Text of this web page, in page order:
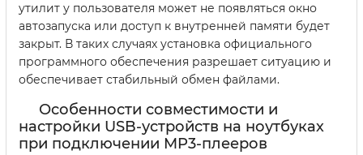
утилит у пользователя может не появляться окно
автозапуска или доступ к внутренней памяти будет
закрыт. В таких случаях установка официального
программного обеспечения разрешает ситуацию и
обеспечивает стабильный обмен файлами.
Особенности совместимости и
настройки USB-устройств на ноутбуках
при подключении MP3-плееров